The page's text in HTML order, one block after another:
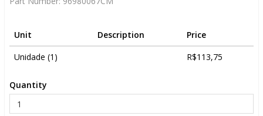
Unit Description
Price
Unidade (1)
R$113,75
Quantity